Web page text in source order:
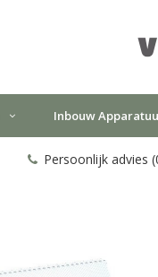
Inbouw
Persoonlijk advies